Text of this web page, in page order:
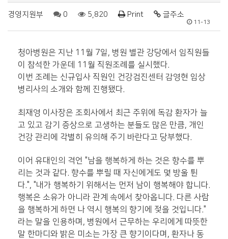
경영지원부 0 5,820 Print 글주소
11-13
청아병원은 지난 11월 7일, 병원 별관 강당에서 임직원들
이 참석한 가운데 11월 직원조례를 실시했다.
이번 조례는 신규입사 직원인 건강검진센터 감영현 임상
병리사의 소개와 함께 진행됐다.
최재영 이사장은 조회사에서 최근 주위에 독감 환자가 늘
고 있고 감기 증상으로 고생하는 분들도 많은 만큼, 개인
건강 관리에 각별히 유의해 주기 바란다고 당부했다.
이어 유대인의 격언 "남을 행복하게 하는 것은 향수를 뿌
리는 것과 같다. 향수를 뿌릴 때 자신에게도 몇 방울 튄
다.", "내가 행복하기 위해서는 먼저 남이 행복해야 합니다.
행복은 소유가 아니라 관계 속에서 찾아옵니다. 다른 사람
을 행복하게 하면 나 역시 행복의 향기에 젖을 것입니다."
라는 말을 인용하며, 병원에서 근무하는 우리에게 따뜻한
말 한마디와 밝은 미소는 가장 큰 향기이다며, 환자나 동